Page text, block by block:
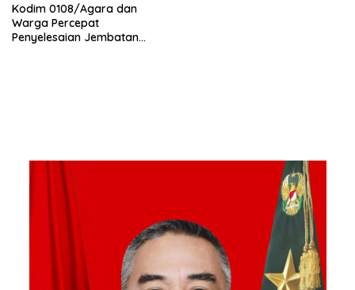
Kodim 0108/Agara dan
Warga Percepat
Penyelesaian Jembatan